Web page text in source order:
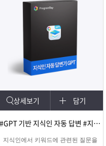
상세보기 담기
#GPT 기반 지식인 자동 답변 #지식인마케팅
지식인에서 키워드에 관련된 질문을